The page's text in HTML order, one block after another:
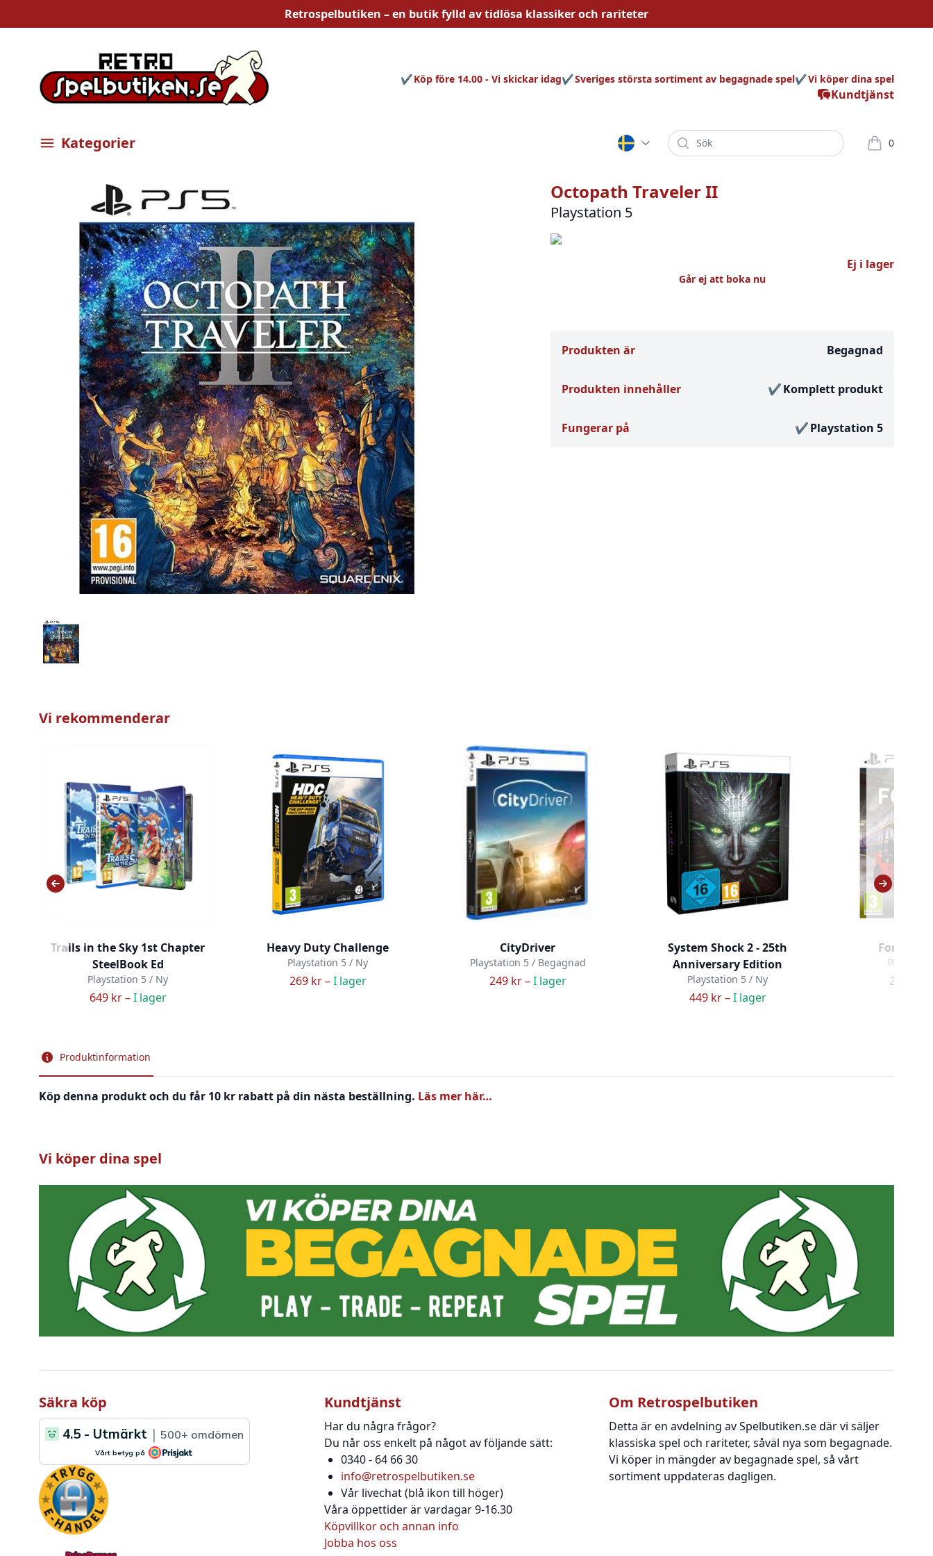
Retrospelbutiken – en butik fylld avtidlösa klassiker och rariteter
Kundtjänst
Köp före 14.00 - Vi skickar idag Sveriges största sortiment av begagnade spel Vi köper dina spel
Öppna meny
Kategorier Sök 0
varor i
Octopath Traveler II
Playstation 5
Ej i lager
Går ej att boka nu
Produkten är Begagnad
Produkten innehåller Komplett produkt
Fungerar på Playstation 5
Vi rekommenderar
Trails in the Sky 1st Chapter
SteelBook Ed
Playstation 5 / Ny
649 kr –I lager
Heavy Duty Challenge
Playstation 5 / Ny
269 kr –I lager
CityDriver
Playstation 5 / Begagnad
249 kr –I lager
System Shock 2 - 25th
Anniversary Edition
Playstation 5 / Ny
449 kr –I lager
Forklift
229 kr –
Produktinformation
Köp denna produkt och du får 10 kr rabatt på din nästa beställning. Läs mer här…
Vi köper dina spel
Säkra köp Kundtjänst
Har du några frågor?
Du når oss enkelt på något av följande sätt:
0340 - 64 66 30
info@retrospelbutiken.se
Vår livechat (blå ikon till höger)
Våra öppettider är vardagar 9-16.30
Köpvillkor och annan info
Jobba hos oss
Om Retrospelbutiken
Detta är en avdelning av Spelbutiken.se där vi säljer
klassiska spel och rariteter, såväl nya som begagnade.
Vi köper in mängder av begagnade spel, så vårt
sortiment uppdateras dagligen.